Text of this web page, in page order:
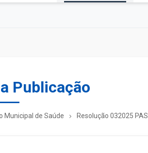
Publicação
Municipal de Saúde Resolução 032025 PAS